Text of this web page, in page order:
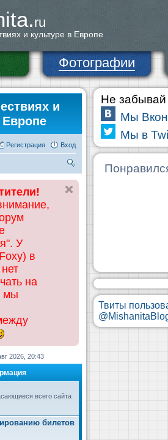
ru
и культуре в Европе
Фотографии
и
Европе
Вход
Регистрация
ск
У
в
на
мы
2026, 20:43
всего сайта
билетов
Не забывай
Мы
Мы в
Твиты